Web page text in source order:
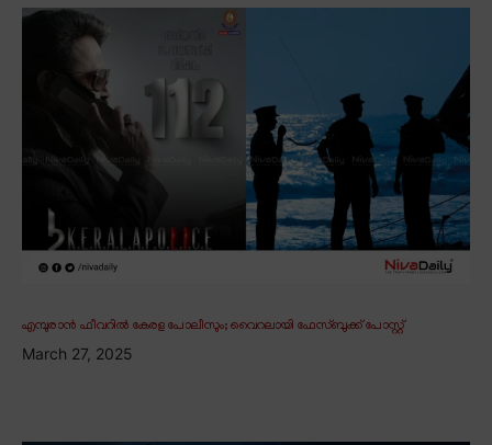
എമ്പുരാൻ ഫീവറിൽ കേരള പോലീസും; വൈറലായി ഫേസ്ബുക്ക് പോസ്റ്റ്
March 27, 2025